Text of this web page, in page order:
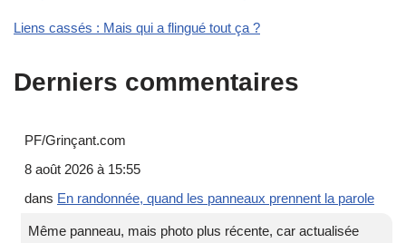
Liens cassés : Mais qui a flingué tout ça ?
Derniers commentaires
PF/Grinçant.com
8 août 2026 à 15:55
dans En randonnée, quand les panneaux prennent la parole
Même panneau, mais photo plus récente, car actualisée